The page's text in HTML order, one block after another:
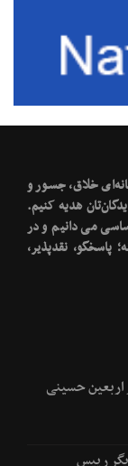
خلاق، جسـور و
هدیه کنیم.
می دانیم و در
نقدپذیر،
اربعین حسینی
رییس